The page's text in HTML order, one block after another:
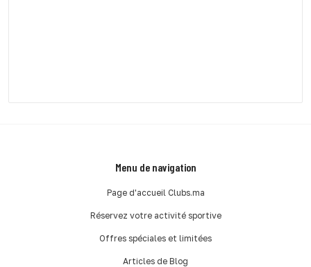
Menu de navigation
Page d'accueil Clubs.ma
Réservez votre activité sportive
Offres spéciales et limitées
Articles de Blog